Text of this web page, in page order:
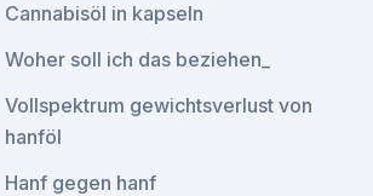
Cannabisöl in kapseln
Woher soll ich das beziehen_
Vollspektrum gewichtsverlust von
hanföl
Hanf gegen hanf